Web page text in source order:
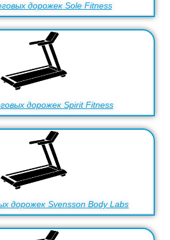
дорожек Sole Fitness
дорожек Spirit Fitness
дорожек Svensson Body Labs